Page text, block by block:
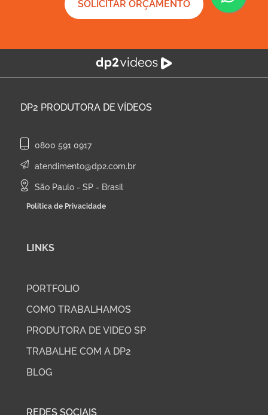
SOLICITAR ORÇAMENTO
DP2 PRODUTORA DE VÍDEOS
0800 591 0917
atendimento@dp2.com.br
São Paulo - SP - Brasil
Política de Privacidade
LINKS
PORTFOLIO
COMO TRABALHAMOS
PRODUTORA DE VIDEO SP
TRABALHE COM A DP2
BLOG
REDES SOCIAIS